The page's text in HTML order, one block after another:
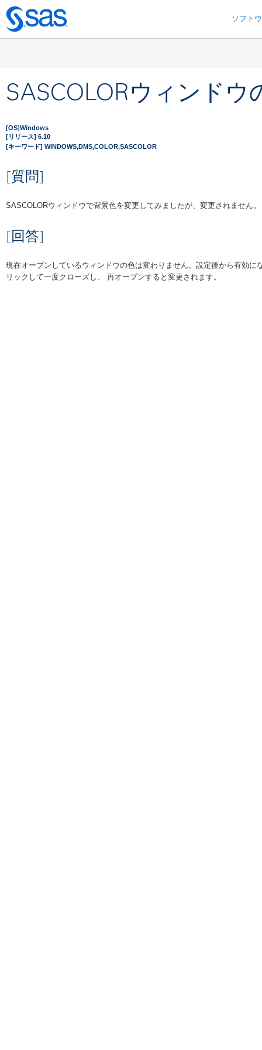
Skip
ソフト
SASCOLORウィンド
[OS]Windows
[リリース] 6.10
[キーワード] WINDOWS,DMS,COLOR,SASCOLOR
[質問]
SASCOLORウィンドウで背景色を変更してみましたが、変更されません。
[回答]
現在オープンしているウィンドウの色は変わりません。設定後から有効
リックして一度クローズし、 再オープンすると変更されます。